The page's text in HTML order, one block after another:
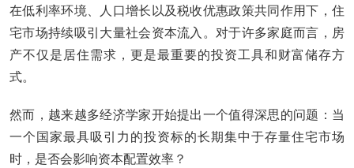
在低利率环境、人口增长以及税收优惠政策共同作用下，住
宅市场持续吸引大量社会资本流入。对于许多家庭而言，房
产不仅是居住需求，更是最重要的投资工具和财富储存方
式。
然而，越来越多经济学家开始提出一个值得深思的问题：当
一个国家最具吸引力的投资标的长期集中于存量住宅市场
时，是否会影响资本配置效率？